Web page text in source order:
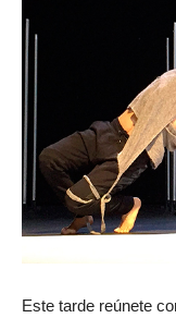
Este tarde reúnete